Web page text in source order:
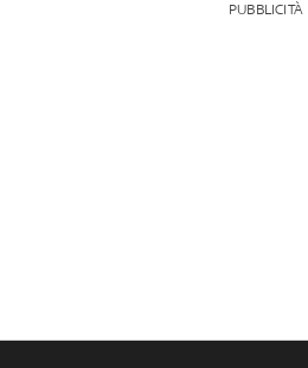
PUBBLICITÀ